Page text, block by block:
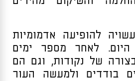
להופיעה אדמומיות
היום. לאחר מספר ימים
של נקודות, וגם הם
בודדים ולמעשה העור